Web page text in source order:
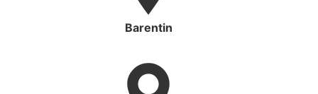
Barentin